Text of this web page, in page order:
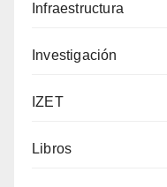
Infraestructura
Investigación
IZET
Libros